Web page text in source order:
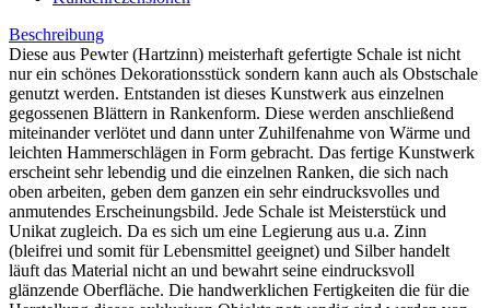
Beschreibung
Diese aus Pewter (Hartzinn) meisterhaft gefertigte Schale ist nicht
nur ein schönes Dekorationsstück sondern kann auch als Obstschale
genutzt werden. Entstanden ist dieses Kunstwerk aus einzelnen
gegossenen Blättern in Rankenform. Diese werden anschließend
miteinander verlötet und dann unter Zuhilfenahme von Wärme und
leichten Hammerschlägen in Form gebracht. Das fertige Kunstwerk
erscheint sehr lebendig und die einzelnen Ranken, die sich nach
oben arbeiten, geben dem ganzen ein sehr eindrucksvolles und
anmutendes Erscheinungsbild. Jede Schale ist Meisterstück und
Unikat zugleich. Da es sich um eine Legierung aus u.a. Zinn
(bleifrei und somit für Lebensmittel geeignet) und Silber handelt
läuft das Material nicht an und bewahrt seine eindrucksvoll
glänzende Oberfläche. Die handwerklichen Fertigkeiten die für die